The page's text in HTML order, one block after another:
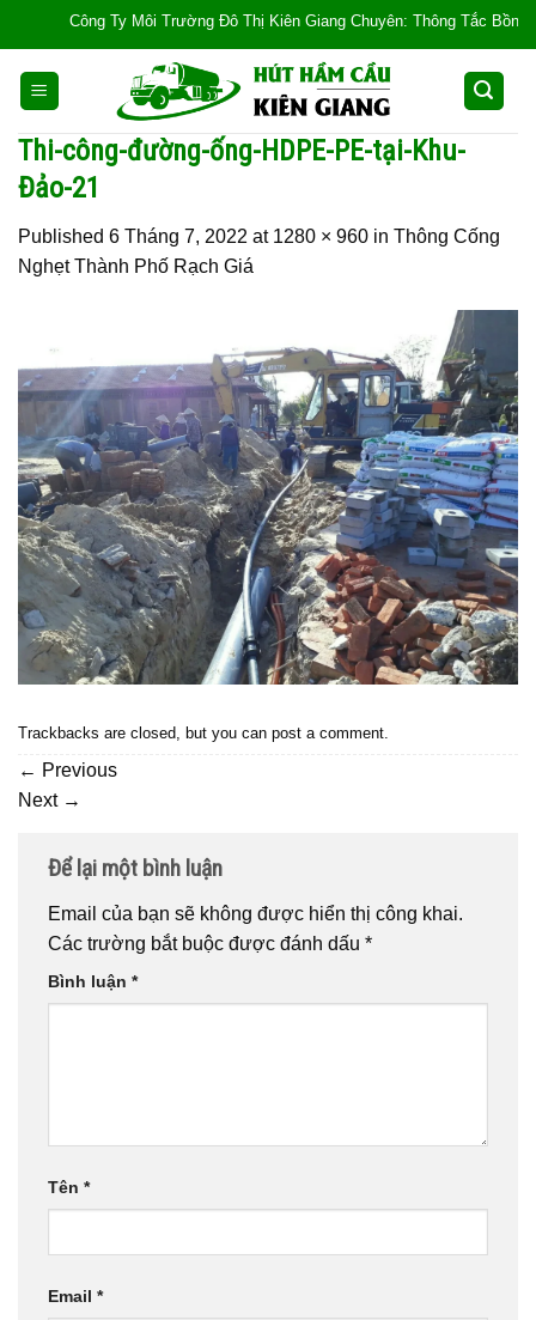
content
Công Ty Môi Trường Đô Thị Kiên Giang Chuyên: Thông Tắc Bồn
Thi-công-đường-ống-HDPE-PE-tại-Khu-
Đảo-21
Published 6 Tháng 7, 2022 at 1280 × 960 in Thông Cống
Nghẹt Thành Phố Rạch Giá
Trackbacks are closed, but you can post a comment
← Previous
Next →
Để lại một bình luận
Email của bạn sẽ không được hiển thị công khai.
Các trường bắt buộc được đánh dấu *
Bình luận *
Tên *
Email *